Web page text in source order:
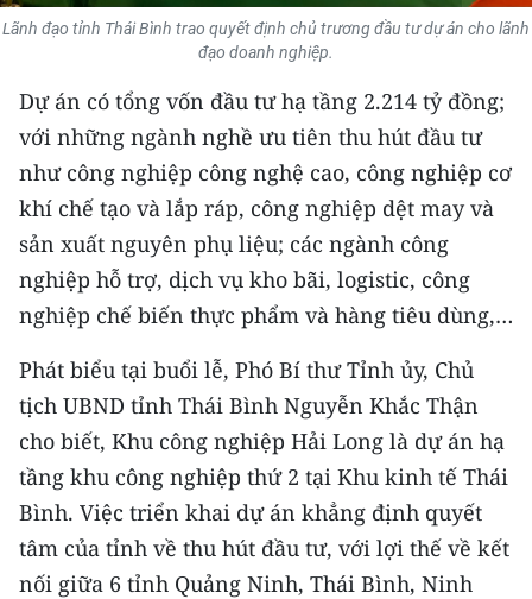
MÔI TRƯỜNG
KIỂM CHỨNG THÔNG TIN
TRI THỨC CHUYÊN SÂU
54 DÂN TỘC VIỆT NAM
CHƯƠNG TRÌNH OCOP - MỖI XÃ
MỘT SẢN PHẨM
RADIO
MEDIA CENTER
E-Magazine
Video
Lãnh đạo tỉnh Thái Bình trao quyết định chủ trương đầu tư dự án cho lãnh
đạo doanh nghiệp.
Dự án có tổng vốn đầu tư hạ tầng 2.214 tỷ đồng;
với những ngành nghề ưu tiên thu hút đầu tư
như công nghiệp công nghệ cao, công nghiệp cơ
khí chế tạo và lắp ráp, công nghiệp dệt may và
sản xuất nguyên phụ liệu; các ngành công
nghiệp hỗ trợ, dịch vụ kho bãi, logistic, công
nghiệp chế biến thực phẩm và hàng tiêu dùng,…
Phát biểu tại buổi lễ, Phó Bí thư Tỉnh ủy, Chủ
tịch UBND tỉnh Thái Bình Nguyễn Khắc Thận
cho biết, Khu công nghiệp Hải Long là dự án hạ
tầng khu công nghiệp thứ 2 tại Khu kinh tế Thái
Bình. Việc triển khai dự án khẳng định quyết
tâm của tỉnh về thu hút đầu tư, với lợi thế về kết
nối giữa 6 tỉnh Quảng Ninh, Thái Bình, Ninh